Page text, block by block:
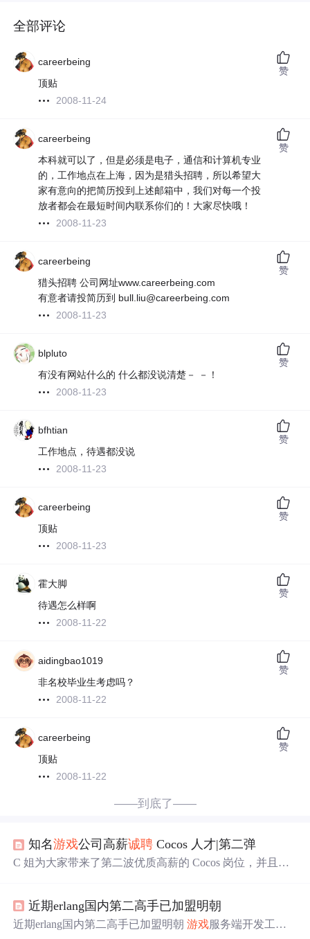
全部评论
careerbeing
顶贴
2008-11-24
赞
careerbeing
本科就可以了，但是必须是电子，通信和计算机专业
的，工作地点在上海，因为是猎头招聘，所以希望大
家有意向的把简历投到上述邮箱中，我们对每一个投
放者都会在最短时间内联系你们的！大家尽快哦！
2008-11-23
赞
careerbeing
猎头招聘 公司网址www.careerbeing.com
有意者请投简历到 bull.liu@careerbeing.com
2008-11-23
赞
blpluto
有没有网站什么的 什么都没说清楚－ －！
2008-11-23
赞
bfhtian
工作地点，待遇都没说
2008-11-23
赞
careerbeing
顶贴
2008-11-23
赞
霍大脚
待遇怎么样啊
2008-11-22
赞
aidingbao1019
非名校毕业生考虑吗？
2008-11-22
赞
careerbeing
顶贴
2008-11-22
赞
——到底了——
知名游戏公司高薪诚聘 Cocos 人才|第二弹
C 姐为大家带来了第二波优质高薪的 Cocos 岗位，并且均
信息之外，还请注明“来自 Cocos”，可大大提升简历过筛
率噢！ 火花思维 Cocos 高级开发工程师 公司简介：火花思
近期erlang国内第二高手已加盟明朝
近期erlang国内第二高手已加盟明朝游戏服务端开发工程